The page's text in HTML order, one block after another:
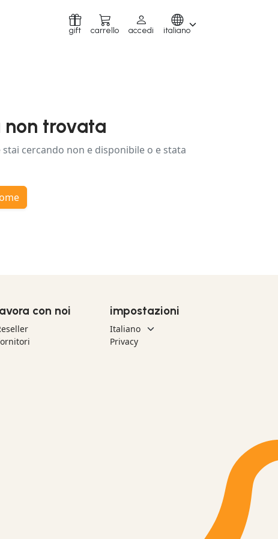
gift carrello accedi italiano
trovata
stai cercando non e disponibile o e stata
lavora con noi impostazioni
Privacy